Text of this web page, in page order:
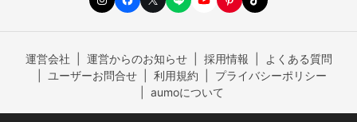
運営会社 運営からのお知らせ 採用情報
よくある質問
ユーザーお問合せ
利用規約
プライバシーポリシー
aumoについて